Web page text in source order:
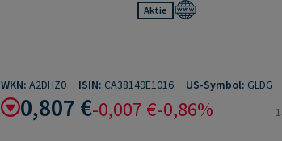
Aktie
WKN: A2DHZ0 ISIN: CA38149E1016 US-Symbol: GLDG
0,807 €-0,007 €-0,86%